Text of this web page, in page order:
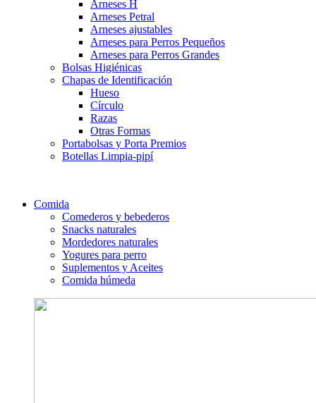
Arneses H
Arneses Petral
Arneses ajustables
Arneses para Perros Pequeños
Arneses para Perros Grandes
Bolsas Higiénicas
Chapas de Identificación
Hueso
Círculo
Razas
Otras Formas
Portabolsas y Porta Premios
Botellas Limpia-pipí
Comida
Comederos y bebederos
Snacks naturales
Mordedores naturales
Yogures para perro
Suplementos y Aceites
Comida húmeda